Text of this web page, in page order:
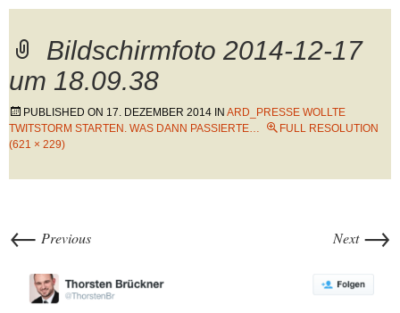
Bildschirmfoto 2014-12-17
um 18.09.38
PUBLISHED ON 17. DEZEMBER 2014 IN ARD_PRESSE WOLLTE
TWITSTORM STARTEN. WAS DANN PASSIERTE…
FULL RESOLUTION
(621 × 229)
← Previous Next →